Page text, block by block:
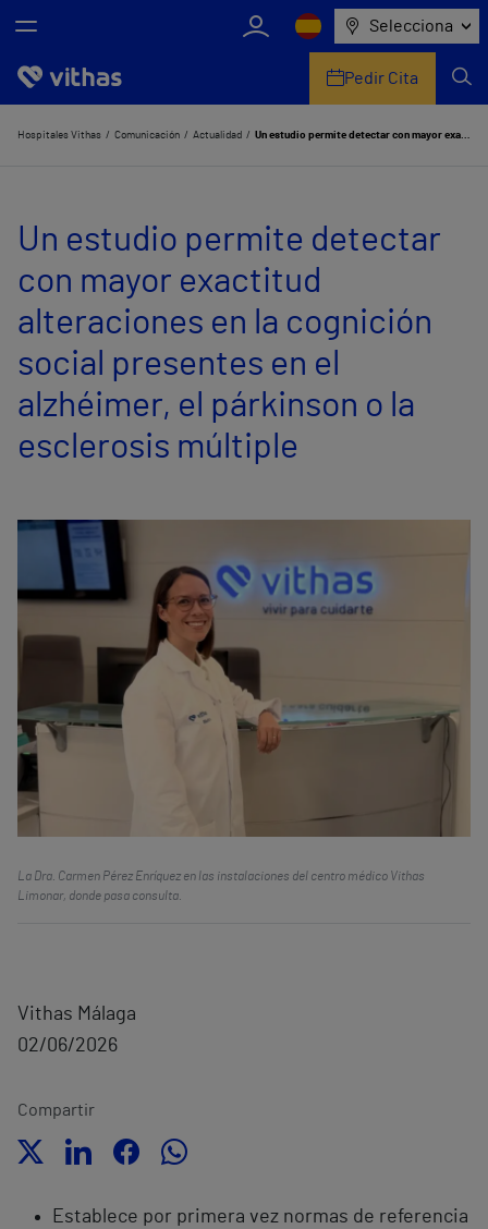
Selecciona
Nosotros
Servicios de salud
Equipo médico y asistencial
Comunicación
Pedir Cita
Hospitales Vithas Comunicación Actualidad Un estudio permite detectar con mayor exactitud alteraciones en la cognición social presentes en el alzhéimer, el párkinson o la esclerosis múltiple
Un estudio permite detectar
con mayor exactitud
alteraciones en la cognición
social presentes en el
alzhéimer, el párkinson o la
esclerosis múltiple
La Dra. Carmen Pérez Enríquez en las instalaciones del centro médico Vithas
Limonar, donde pasa consulta.
Vithas Málaga
02/06/2026
Compartir
Establece por primera vez normas de referencia